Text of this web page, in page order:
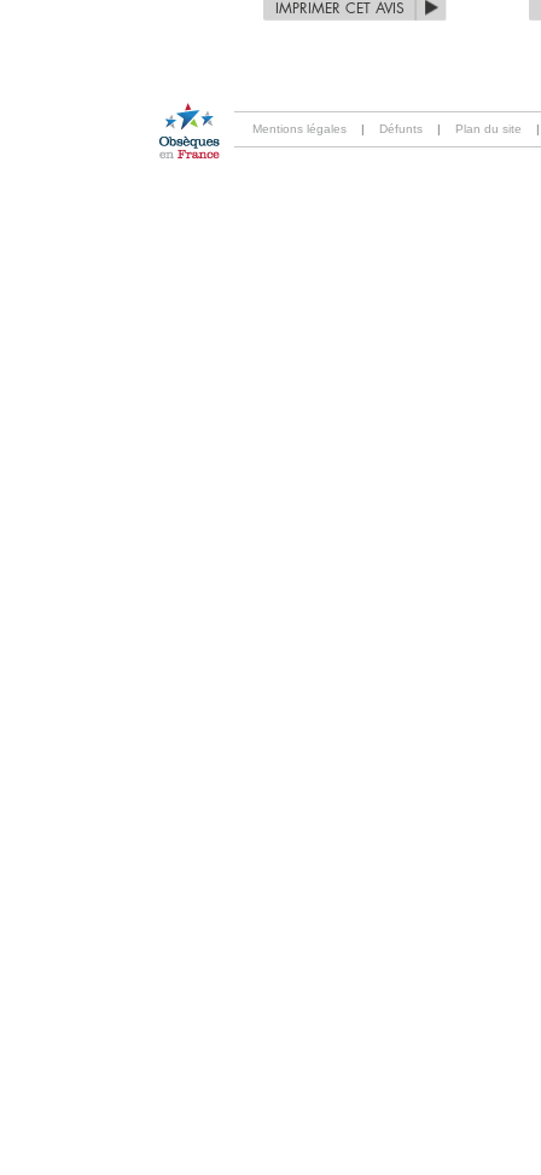
IMPRIMER CET AVIS
Mentions légales | Défunts | Plan du site |